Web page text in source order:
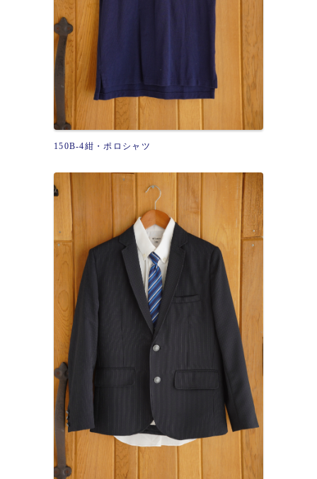
150B-4紺・ポロシャツ